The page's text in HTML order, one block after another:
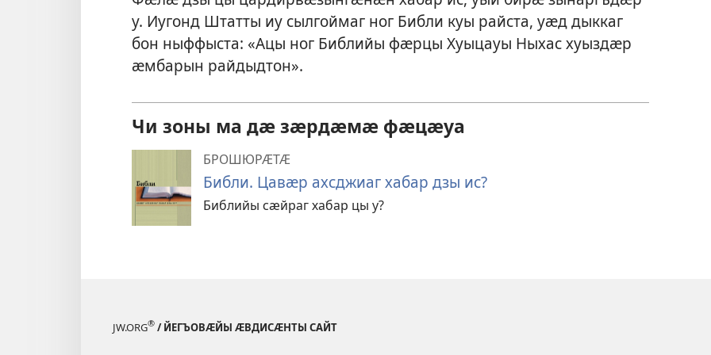
у. Иугонд Штатты иу сылгоймаг ног Библи куы райста, уӕд дыккаг
бон ныффыста: «Ацы ног Библийы фӕрцы Хуыцауы Ныхас хуыздӕр
ӕмбарын райдыдтон».
Чи зоны ма дӕ зӕрдӕмӕ фӕцӕуа
БРОШЮРӔТӔ
Библи. Цавӕр ахсджиаг хабар дзы ис?
Библийы сӕйраг хабар цы у?
JW.ORG® / ЙЕГЪОВӔЙЫ ӔВДИСӔНТЫ САЙТ